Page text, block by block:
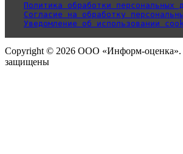
Политика обработки персональных
Согласие на обработку
Уведомление об использовании
Copyright © 2026 ООО «Информ-оценка».
защищены